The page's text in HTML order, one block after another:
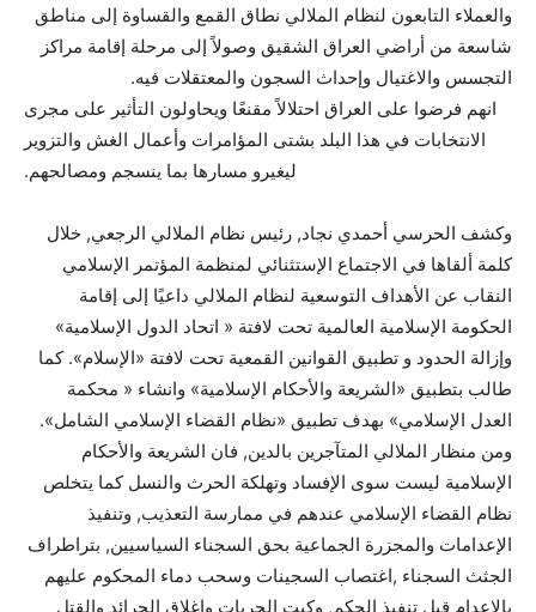
والعملاء التابعون لنظام الملالي نطاق القمع والقساوة إلى مناطق
شاسعة من أراضي العراق الشقيق وصولاً إلى مرحلة إقامة مراكز
التجسس والاغتيال وإحداث السجون والمعتقلات فيه.
انهم فرضوا على العراق احتلالاً مقنعًا ويحاولون التأثير على مجرى
الانتخابات في هذا البلد بشتى المؤامرات وأعمال الغش والتزوير
ليغيرو مسارها بما ينسجم ومصالحهم.
وكشف الحرسي أحمدي نجاد, رئيس نظام الملالي الرجعي, خلال
كلمة ألقاها في الاجتماع الإستثنائي لمنظمة المؤتمر الإسلامي
النقاب عن الأهداف التوسعية لنظام الملالي داعيًا إلى إقامة
الحكومة الإسلامية العالمية تحت لافتة « اتحاد الدول الإسلامية»
وإزالة الحدود و تطبيق القوانين القمعية تحت لافتة «الإسلام». كما
طالب بتطبيق «الشريعة والأحكام الإسلامية» وانشاء « محكمة
العدل الإسلامي» بهدف تطبيق «نظام القضاء الإسلامي الشامل».
ومن منظار الملالي المتآجرين بالدين, فان الشريعة والأحكام
الإسلامية ليست سوى الإفساد وتهلكة الحرث والنسل كما يتخلص
نظام القضاء الإسلامي عندهم في ممارسة التعذيب, وتنفيذ
الإعدامات والمجزرة الجماعية بحق السجناء السياسيين, بتراطراف
الجثث السجناء ,اغتصاب السجينات وسحب دماء المحكوم عليهم
بالإعدام قبل تنفيذ الحكم, وكبت الحريات وإغلاق الجرائد والقتل